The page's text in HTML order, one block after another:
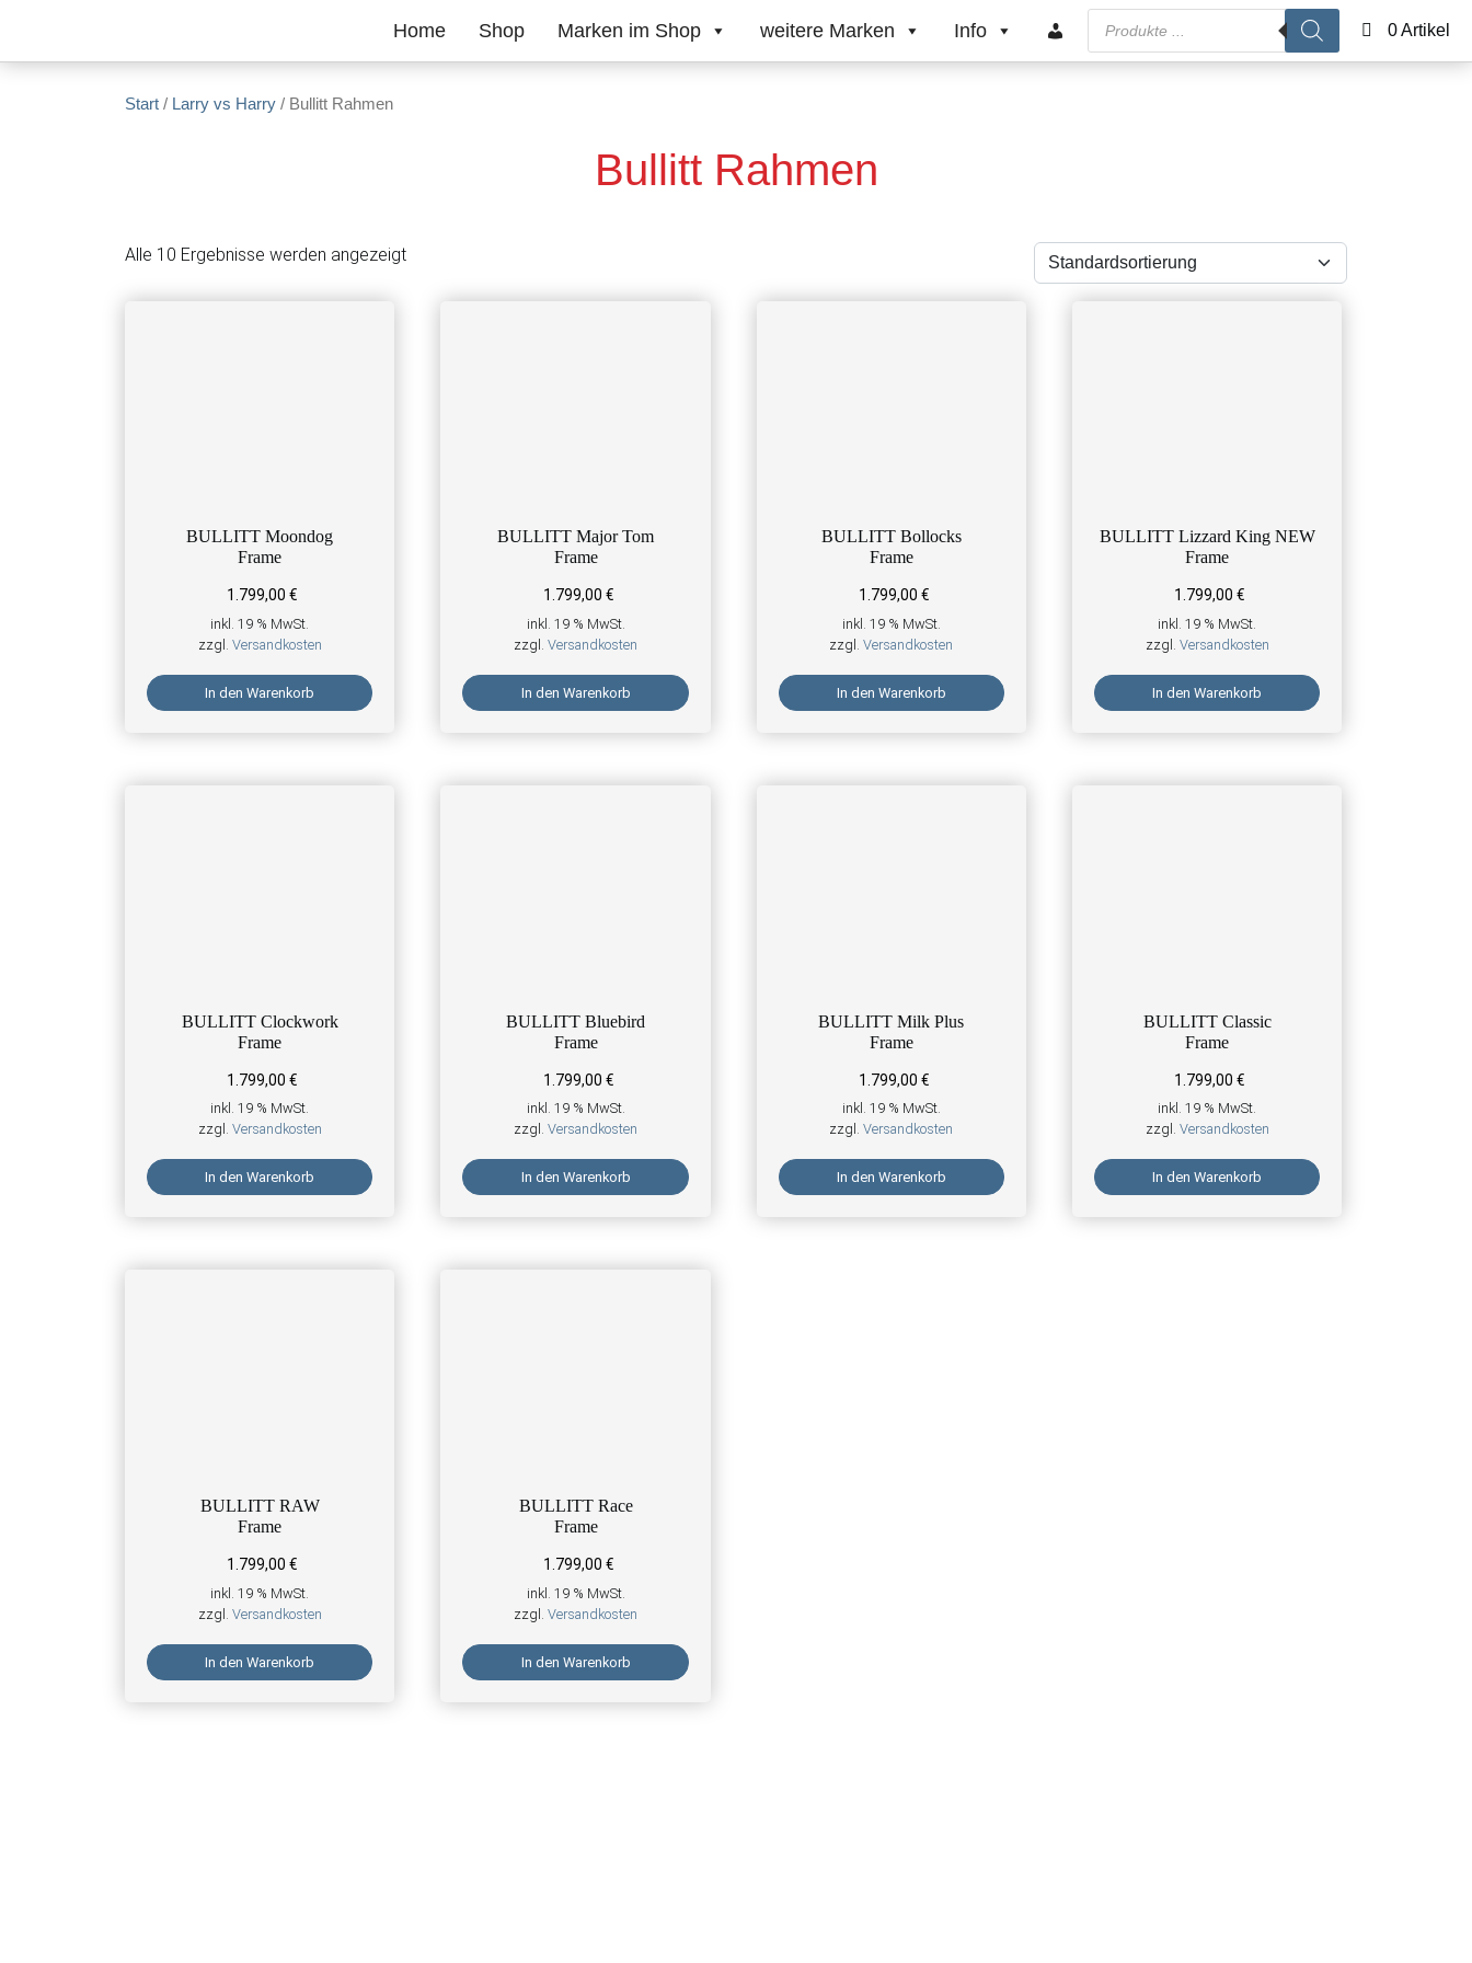
Home Shop Marken im Shop weitere Marken Info
Products search
0 Artikel
Start / Larry vs Harry / Bullitt Rahmen
Bullitt Rahmen
Alle 10 Ergebnisse werden angezeigt
BULLITT Moondog
Frame
1.799,00€
inkl. 19 % MwSt.
zzgl. Versandkosten
In den Warenkorb
BULLITT Major Tom
Frame
1.799,00 €
inkl. 19 % MwSt.
zzgl. Versandkosten
In den Warenkorb
BULLITT Bollocks
Frame
1.799,00 €
inkl. 19 % MwSt.
zzgl.Versandkosten
In den Warenkorb
BULLITT Lizzard King NEW
Frame
1.799,00€
inkl. 19 % MwSt.
zzgl. Versandkosten
In den Warenkorb
BULLITT Clockwork
Frame
1.799,00€
inkl. 19 % MwSt.
zzgl. Versandkosten
In den Warenkorb
BULLITT Bluebird
Frame
1.799,00 €
inkl. 19 % MwSt.
zzgl. Versandkosten
In den Warenkorb
BULLITT Milk Plus
Frame
1.799,00 €
inkl. 19 % MwSt.
zzgl.Versandkosten
In den Warenkorb
BULLITT Classic
Frame
1.799,00€
inkl. 19 % MwSt.
zzgl. Versandkosten
In den Warenkorb
BULLITT RAW
Frame
1.799,00€
inkl. 19 % MwSt.
zzgl. Versandkosten
In den Warenkorb
BULLITT Race
Frame
1.799,00 €
inkl. 19 % MwSt.
zzgl. Versandkosten
In den Warenkorb